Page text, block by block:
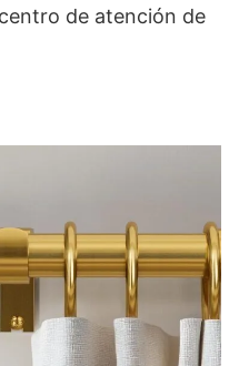
de atención de